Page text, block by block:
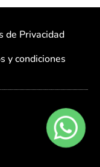
de Privacidad
y condiciones